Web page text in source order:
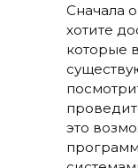
Сначала
хотите
которые
это